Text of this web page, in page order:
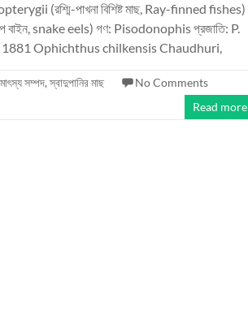
(রশ্মি-পাখনা বিশিষ্ট মাছ, Ray-finned fishes)
বাইন, snake eels) গণ: Pisodonophis প্রজাতি: P.
Ophichthus chilkensis Chaudhuri,
মাৎস্য সম্পদ,স্বাদুপানির মাছ
No Comments
Read more